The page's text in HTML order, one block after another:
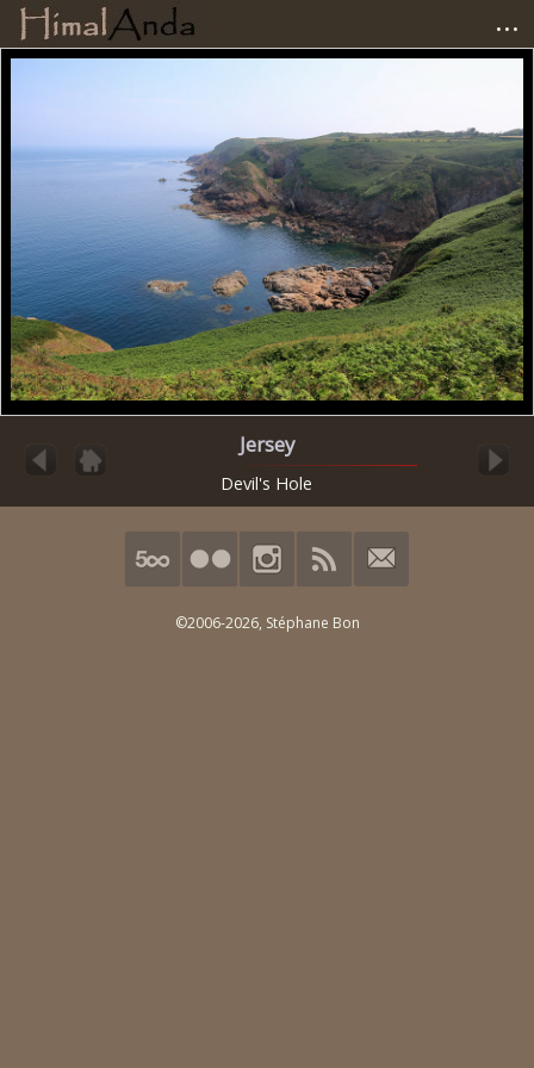
...
Photographies
Carnets de voyage
Matériel
Avis et tests
Liens
Jersey
Devil's Hole
©2006-2026, Stéphane Bon